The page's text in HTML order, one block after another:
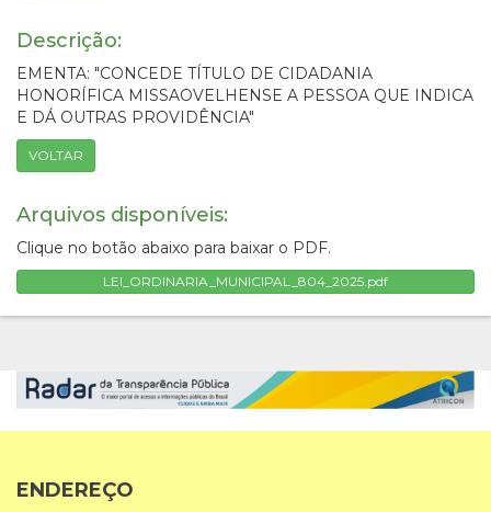
Descrição:
EMENTA: "CONCEDE TÍTULO DE CIDADANIA
HONORÍFICA MISSAOVELHENSE A PESSOA QUE INDICA
E DÁ OUTRAS PROVIDÊNCIA"
VOLTAR
Arquivos disponíveis:
Clique no botão abaixo para baixar o PDF.
LEI_ORDINARIA_MUNICIPAL_804_2025.pdf
ENDEREÇO